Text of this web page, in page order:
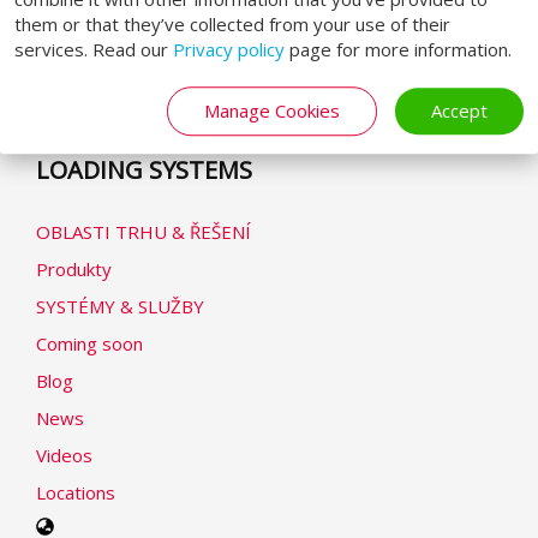
them or that they’ve collected from your use of their
services. Read our Privacy policy page for more information.
Manage Cookies Accept
Obchodní podmínky
Zásady ochrany osobních údajů
Prohlášení o cookies
Modern Slavery Statement
LOADING SYSTEMS
OBLASTI TRHU & ŘEŠENÍ
Produkty
SYSTÉMY & SLUŽBY
Coming soon
Blog
News
Videos
Locations
Select